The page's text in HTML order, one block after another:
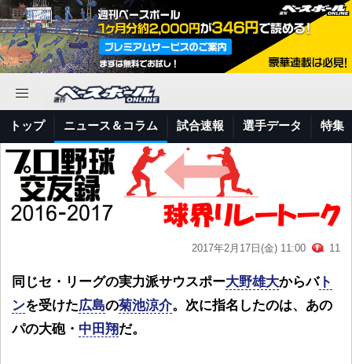
トップ ニュース＆コラム 試合速報 選手データ 特集
2017年2月17日(金) 11:00 11
同じセ・リーグの実力派サウスポー大野雄大からバト
ンを受けた広島の菊池涼介。次に指名したのは、あの
パの大砲・ 中田翔だ。